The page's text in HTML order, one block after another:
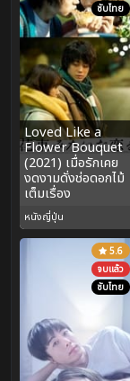
ซับไทย
Loved Like a
Flower Bouquet
(2021) เมื่อรักเคย
งดงามดั่งช่อดอกไม้
เต็มเรื่อง
หนังญี่ปุ่น
5.6
จบแล้ว
ซับไทย